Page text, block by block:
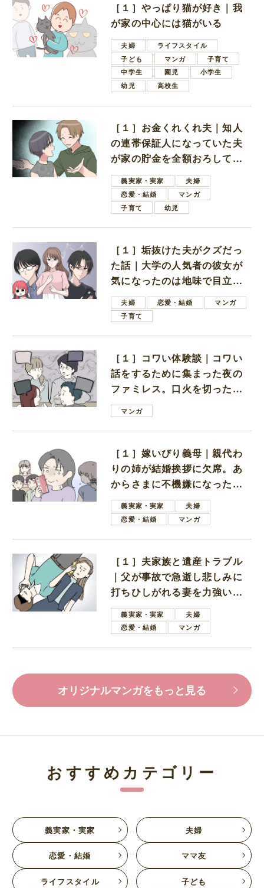
［１］やっぱり猫が好き｜我
が家の中心には猫がいる
夫婦
ライフスタイル
子ども
マンガ
子育て
中学生
園児
小学生
幼児
高校生
［１］お金くれくれ夫｜知人
の連帯保証人になっていた夫
が家の貯金を全額おろしてほ
しいと言ってきた
義実家・実家
夫婦
恋愛・結婚
マンガ
子育て
幼児
［１］垢抜けた夫がクズだっ
た話｜大学の人気者の彼女が
気になったのは地味で目立た
ない男子学生
夫婦 恋愛・結婚
マンガ
子育て
［１］コワい体験談｜コワい
話をするために集まった夜の
ファミレス。口火を切ったの
は電車好きの男の子ママ
マンガ
［１］嫁いびり義母｜親代わ
りの姉が結婚挨拶に欠席。あ
からさまに不機嫌になった義
母義実家・実家
夫婦
恋愛・結婚
マンガ
［１］夫家族と遺産トラブル
｜父が事故で急逝し悲しみに
打ちひしがれる妻を力強い言
葉で励ます夫
義実家・実家
夫婦
恋愛・結婚
マンガ
オリジナルマンガをもっと見る
おすすめカテゴリー
義実家・実家 夫婦
恋愛・結婚 ママ友
ライフスタイル 子ども